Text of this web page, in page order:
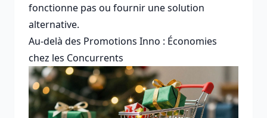
fonctionne pas ou fournir une solution
alternative.
Au-delà des Promotions Inno : Économies
chez les Concurrents